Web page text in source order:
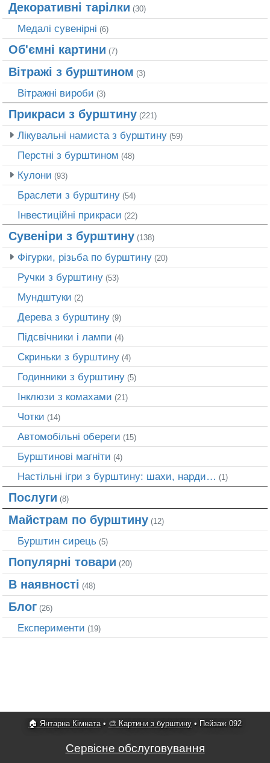
Декоративні тарілки (30)
Медалі сувенірні (6)
Об'ємні картини (7)
Вітражі з бурштином (3)
Вітражні вироби (3)
Прикраси з бурштину (221)
Лікувальні намиста з бурштину (59)
Перстні з бурштином (48)
Кулони (93)
Браслети з бурштину (54)
Інвестиційні прикраси (22)
Сувеніри з бурштину (138)
Фігурки, різьба по бурштину (20)
Ручки з бурштину (53)
Мундштуки (2)
Дерева з бурштину (9)
Підсвічники і лампи (4)
Скриньки з бурштину (4)
Годинники з бурштину (5)
Інклюзи з комахами (21)
Чотки (14)
Автомобільні обереги (15)
Бурштинові магніти (4)
Настільні ігри з бурштину: шахи, нарди… (1)
Послуги (8)
Майстрам по бурштину (12)
Бурштин сирець (5)
Популярні товари (20)
В наявності (48)
Блог (26)
Експерименти (19)
🏠 Янтарна Кімната• 🎨 Картини з бурштину • Пейзаж 092
Сервісне обслуговування